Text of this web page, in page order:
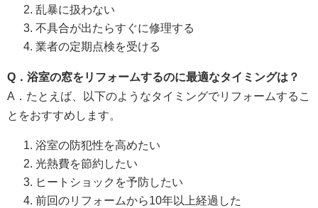
乱暴に扱わない
不具合が出たらすぐに修理する
業者の定期点検を受ける
Q ．浴室の窓をリフォームするのに最適なタイミングは？
A．たとえば、以下のようなタイミングでリフォームするこ
とをおすすめします。
浴室の防犯性を高めたい
光熱費を節約したい
ヒートショックを予防したい
前回のリフォームから10年以上経過した